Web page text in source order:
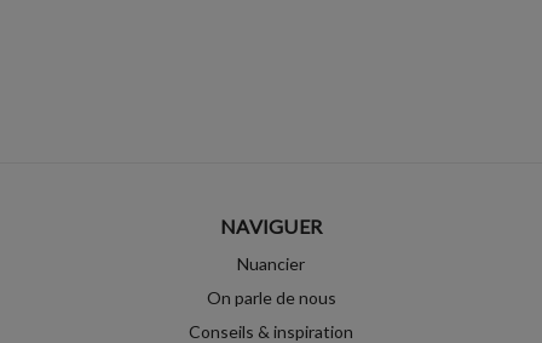
NAVIGUER
Nuancier
On parle de nous
Conseils & inspiration